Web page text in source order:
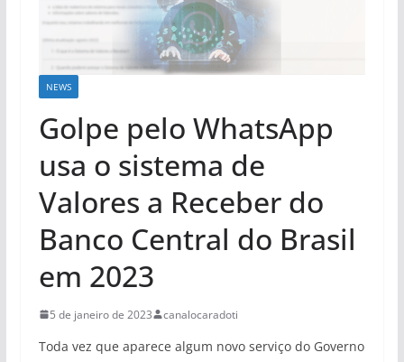
NEWS
Golpe pelo WhatsApp
usa o sistema de
Valores a Receber do
Banco Central do Brasil
em 2023
5 de janeiro de 2023 canalocaradoti
Toda vez que aparece algum novo serviço do Governo